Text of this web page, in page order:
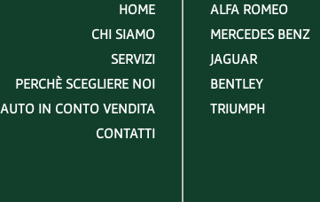
HOME
CHI SIAMO
SERVIZI
PERCHÈ SCEGLIERE NOI
AUTO IN CONTO VENDITA
CONTATTI
ALFA ROMEO
MERCEDES BENZ
JAGUAR
BENTLEY
TRIUMPH